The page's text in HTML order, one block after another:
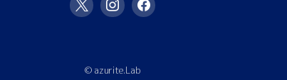
© azurite.Lab